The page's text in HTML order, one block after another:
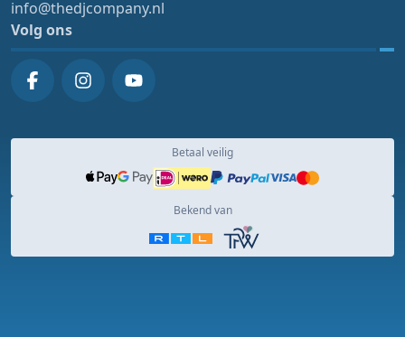
info@thedjcompany.nl
Volg ons
Betaal veilig
Bekend van